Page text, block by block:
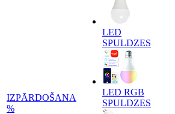
IZPĀRDOŠANA
%
LED
SPULDZES
LED RGB
SPULDZES